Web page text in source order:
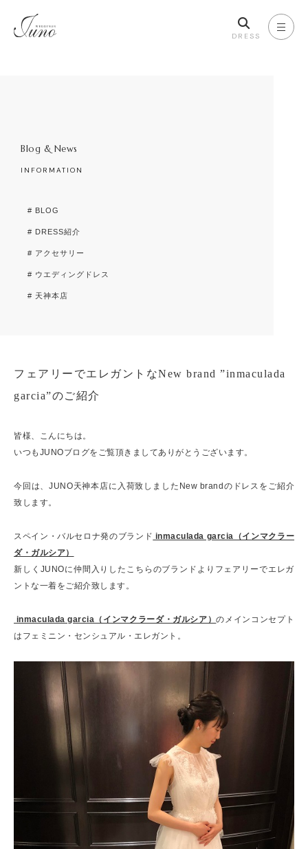
DRESS
Blog & News
INFORMATION
# BLOG
# DRESS紹介
# アクセサリー
# ウエディングドレス
# 天神本店
フェアリーでエレガントなNew brand ”inmaculada
garcia”のご紹介
皆様、こんにちは。
いつもJUNOブログをご覧頂きましてありがとうございます。
今回は、JUNO天神本店に入荷致しましたNew brandのドレスをご紹介
致します。
スペイン・バルセロナ発のブランド inmaculada garcia（インマクラー
ダ・ガルシア）
新しくJUNOに仲間入りしたこちらのブランドよりフェアリーでエレガ
ントな一着をご紹介致します。
inmaculada garcia（インマクラーダ・ガルシア）のメインコンセプト
はフェミニン・センシュアル・エレガント。